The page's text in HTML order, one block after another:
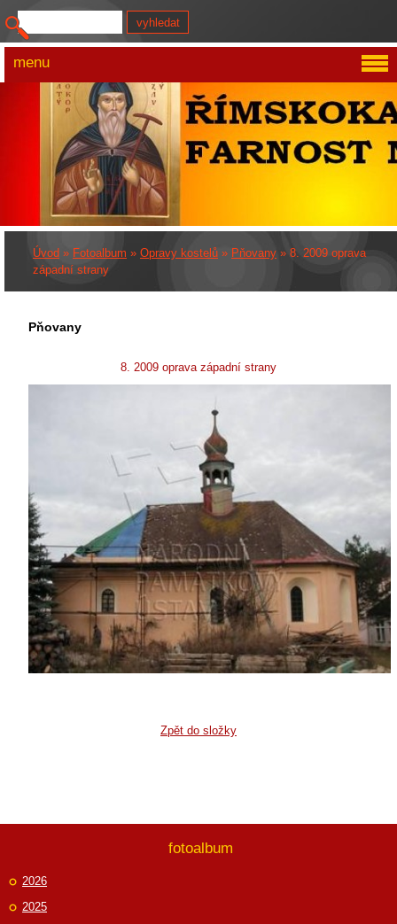
Úvod » Fotoalbum » Opravy kostelů » Pňovany » 8. 2009 oprava
západní strany
Pňovany
8. 2009 oprava západní strany
Zpět do složky
menu
fotoalbum
2026
2025